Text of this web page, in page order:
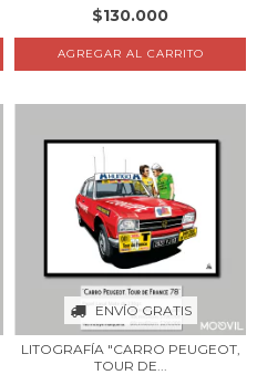
$130.000
AGREGAR AL CARRITO
ENVÍO GRATIS
LITOGRAFÍA "CARRO PEUGEOT,
TOUR DE...